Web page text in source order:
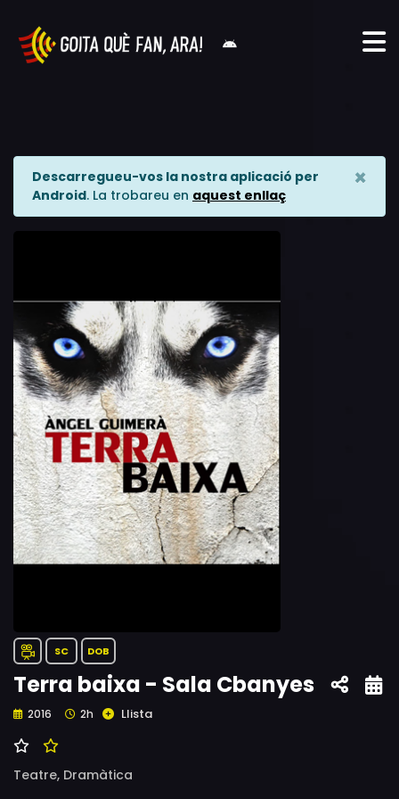
Descarregueu-vos la nostra aplicació per
Android. La trobareu en aquest enllaç
×
SC DOB
Terra baixa - Sala Cbanyes
2016 2h Llista
Teatre, Dramàtica